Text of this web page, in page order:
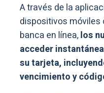
A través de la
dispositivos móviles
banca en línea,los
acceder
su tarjeta,
vencimiento y